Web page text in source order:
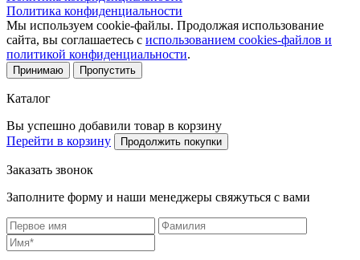
Политика конфиденциальности
Мы используем cookie-файлы. Продолжая использование
сайта, вы соглашаетесь с использованием cookies-файлов и
политикой конфиденциальности.
Принимаю Пропустить
Каталог
Вы успешно добавили товар в корзину
Перейти в корзину
Продолжить покупки
Заказать звонок
Заполните форму и наши менеджеры свяжуться с вами